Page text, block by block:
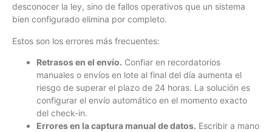
desconocer la ley, sino de fallos operativos que un sistema
bien configurado elimina por completo.
Estos son los errores más frecuentes:
Retrasos en el envío. Confiar en recordatorios
manuales o envíos en lote al final del día aumenta el
riesgo de superar el plazo de 24 horas. La solución es
configurar el envío automático en el momento exacto
del check-in.
Errores en la captura manual de datos. Escribir a mano